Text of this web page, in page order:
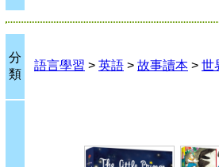
分
類
語言學習 > 英語 > 故事讀本 > 世